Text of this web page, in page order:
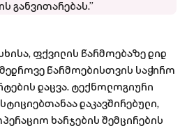
განვითარებას.”
ფქვილის წარმოებაზე დიდ
წარმოებისთვის საჭირო
დაცვა. ტექნოლოგიური
დაკავშირებული,
ხარჯების შემცირების